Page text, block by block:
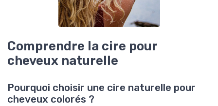
Comprendre la cire pour
cheveux naturelle
Pourquoi choisir une cire naturelle pour
cheveux colorés ?